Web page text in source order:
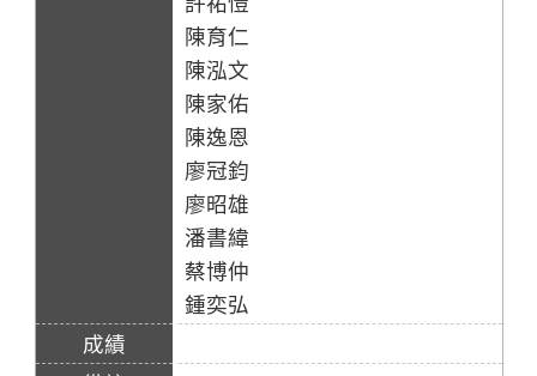
陳育仁
陳泓文
陳家佑
陳逸恩
廖冠鈞
廖昭雄
潘書緯
蔡博仲
鍾奕弘